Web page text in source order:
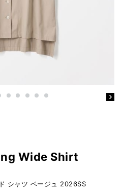
Wide Shirt
シャツ ベージュ 2026SS